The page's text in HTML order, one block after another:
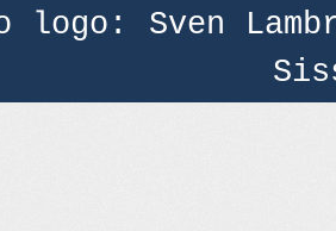
logo: Sven